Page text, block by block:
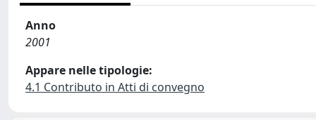
Anno
2001
Appare nelle tipologie:
4.1 Contributo in Atti di convegno